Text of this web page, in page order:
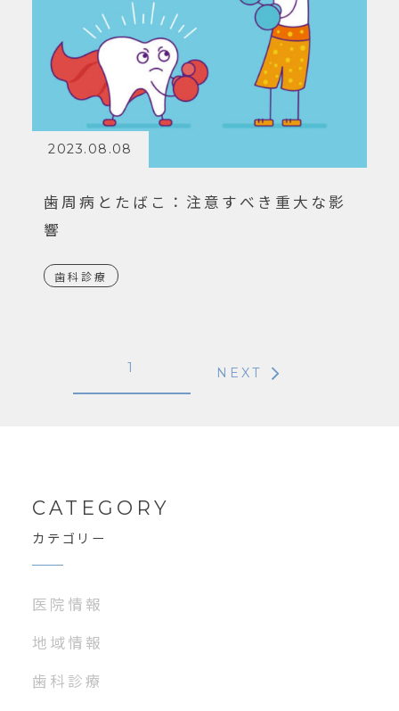
2023.08.08
歯周病とたばこ：注意すべき重大な影
響
歯科診療
1 NEXT
CATEGORY
カテゴリー
医院情報
地域情報
歯科診療